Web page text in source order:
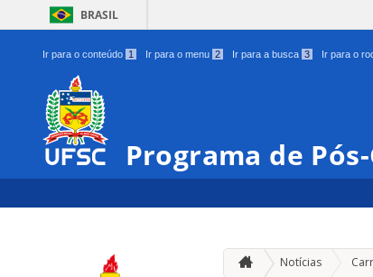
BRASIL
Ir para o conteúdo 1 Ir para o menu 2 Ir para a busca 3 Ir para o
Programa de
Notícias